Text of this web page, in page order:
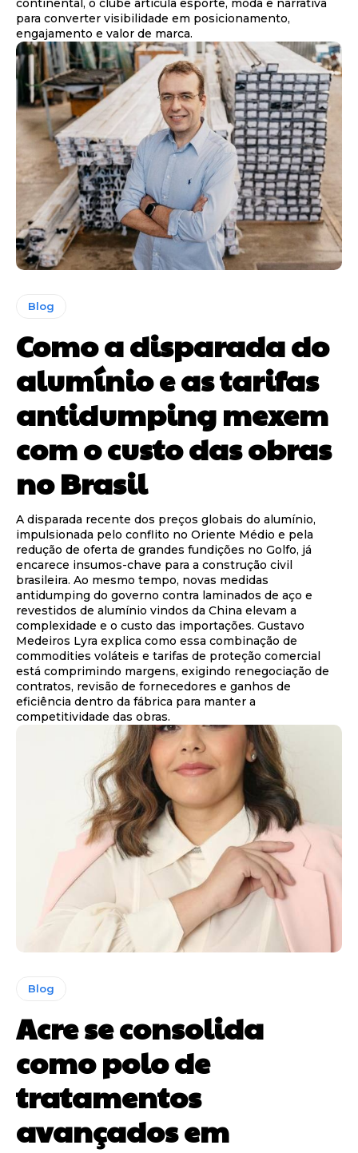
continental, o clube articula esporte, moda e narrativa
para converter visibilidade em posicionamento,
engajamento e valor de marca.
Blog
Como a disparada do
alumínio e as tarifas
antidumping mexem
com o custo das obras
no Brasil
A disparada recente dos preços globais do alumínio,
impulsionada pelo conflito no Oriente Médio e pela
redução de oferta de grandes fundições no Golfo, já
encarece insumos-chave para a construção civil
brasileira. Ao mesmo tempo, novas medidas
antidumping do governo contra laminados de aço e
revestidos de alumínio vindos da China elevam a
complexidade e o custo das importações. Gustavo
Medeiros Lyra explica como essa combinação de
commodities voláteis e tarifas de proteção comercial
está comprimindo margens, exigindo renegociação de
contratos, revisão de fornecedores e ganhos de
eficiência dentro da fábrica para manter a
competitividade das obras.
Blog
Acre se consolida
como polo de
tratamentos
avançados em